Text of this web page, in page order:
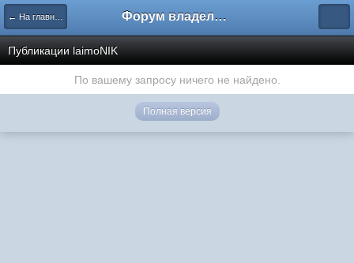
← На главную Форум владельцев интернет-магазинов
Публикации laimoNIK
По вашему запросу ничего не найдено.
Полная версия